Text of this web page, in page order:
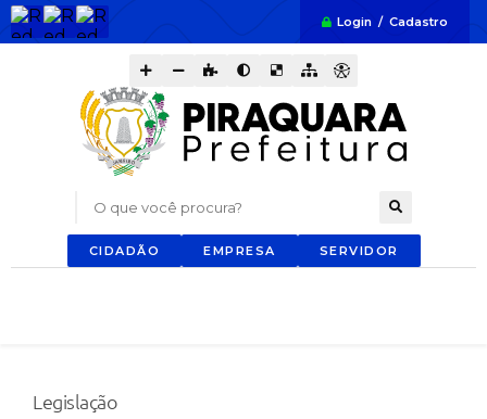
Login / Cadastro
O que você procura?
CIDADÃO EMPRESA SERVIDOR
Legislação